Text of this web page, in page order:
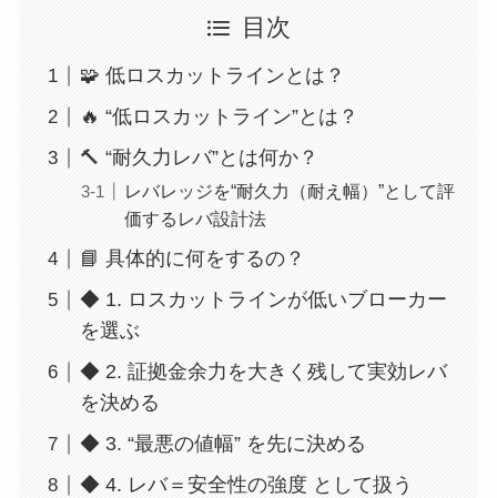
目次
🧩 低ロスカットラインとは？
🔥 “低ロスカットライン”とは？
🔨 “耐久力レバ”とは何か？
レバレッジを“耐久力（耐え幅）”として評
価するレバ設計法
📘 具体的に何をするの？
◆ 1. ロスカットラインが低いブローカー
を選ぶ
◆ 2. 証拠金余力を大きく残して実効レバ
を決める
◆ 3. “最悪の値幅” を先に決める
◆ 4. レバ＝安全性の強度 として扱う